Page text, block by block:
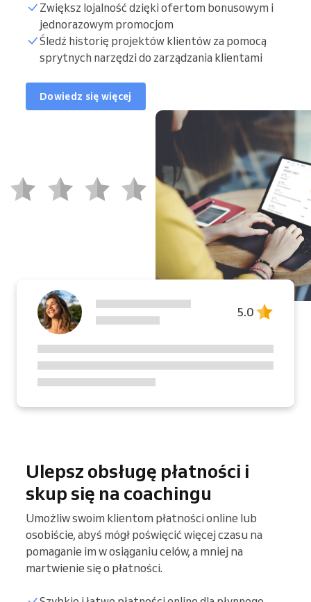
5.0
Zwiększ lojalność dzięki ofertom bonusowym i
jednorazowym promocjom
Śledź historię projektów klientów za pomocą
sprytnych narzędzi do zarządzania klientami
Dowiedz się więcej
Ulepsz obsługę płatności i
skup się na coachingu
Umożliw swoim klientom płatności online lub
osobiście, abyś mógł poświęcić więcej czasu na
pomaganie im w osiąganiu celów, a mniej na
martwienie się o płatności.